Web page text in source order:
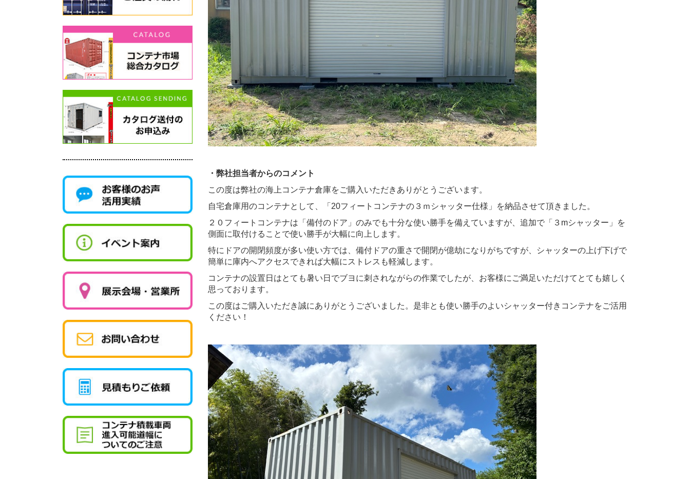
・弊社担当者からのコメント
この度は弊社の海上コンテナ倉庫をご購入いただきありがとうございます。
自宅倉庫用のコンテナとして、「20フィートコンテナの３ｍシャッター仕様」を納品させて頂きました。
２０フィートコンテナは「備付のドア」のみでも十分な使い勝手を備えていますが、追加で「３mシャッター」を
側面に取付けることで使い勝手が大幅に向上します。
特にドアの開閉頻度が多い使い方では、備付ドアの重さで開閉が億劫になりがちですが、シャッターの上げ下げで
簡単に庫内へアクセスできれば大幅にストレスも軽減します。
コンテナの設置日はとても暑い日でブヨに刺されながらの作業でしたが、お客様にご満足いただけてとても嬉しく
思っております。
この度はご購入いただき誠にありがとうございました。是非とも使い勝手のよいシャッター付きコンテナをご活用
ください！